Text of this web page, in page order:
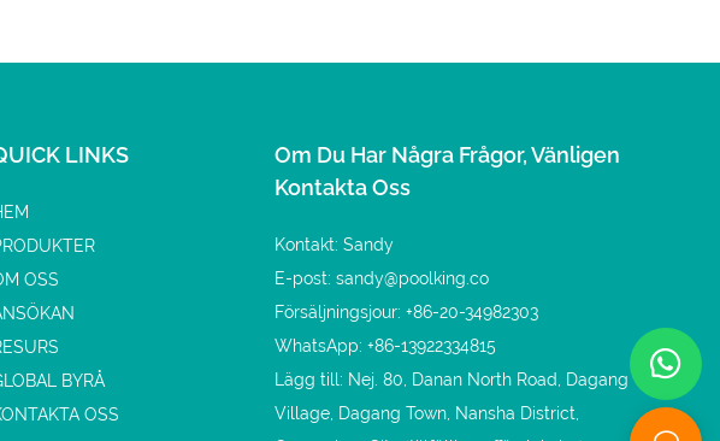
LINKS
OSS
BYRÅ
OSS
Om Du Har Några Frågor, Vänligen
Kontakta Oss
Kontakt: Sandy
E-post:sandy@poolking.co
Försäljningsjour: +86-20-34982303
WhatsApp: +86-13922334815
Lägg till: Nej. 80, Danan North Road, Dagang
Village, Dagang Town, Nansha District,